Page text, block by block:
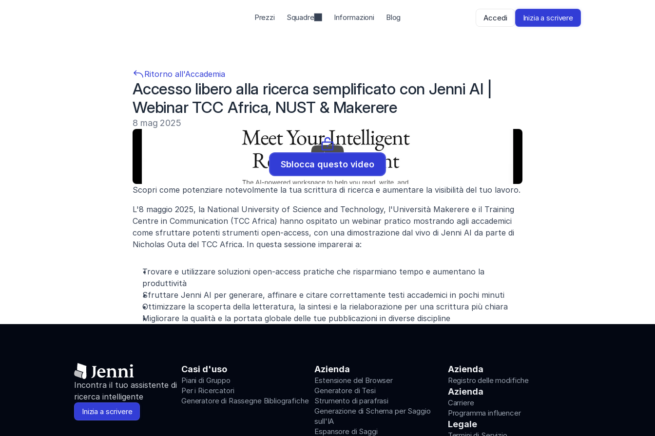
Nome
Cognome
Invia
Ritorno all'Accademia
Accesso libero alla ricerca semplificato con Jenni AI |
Webinar TCC Africa, NUST & Makerere
8 mag 2025
Sblocca questo video
Scopri come potenziare notevolmente la tua scrittura di ricerca e aumentare la visibilità del tuo lavoro.
L'8 maggio 2025, la National University of Science and Technology, l'Università Makerere e il Training
Centre in Communication (TCC Africa) hanno ospitato un webinar pratico mostrando agli accademici
come sfruttare potenti strumenti open-access, con una dimostrazione dal vivo di Jenni AI da parte di
Nicholas Outa del TCC Africa. In questa sessione imparerai a:
Trovare e utilizzare soluzioni open-access pratiche che risparmiano tempo e aumentano la
produttività
Sfruttare Jenni AI per generare, affinare e citare correttamente testi accademici in pochi minuti
Ottimizzare la scoperta della letteratura, la sintesi e la rielaborazione per una scrittura più chiara
Migliorare la qualità e la portata globale delle tue pubblicazioni in diverse discipline
Prezzi Squadre Informazioni Blog Accedi Inizia a scrivere
Incontra il tuo assistente di
ricerca intelligente
Inizia a scrivere
Casi d'uso
Piani di Gruppo
Per i Ricercatori
Generatore di Rassegne Bibliografiche
Azienda
Estensione del Browser
Generatore di Tesi
Strumento di parafrasi
Generazione di Schema per Saggio
sull'IA
Espansore di Saggi
Azienda
Registro delle modifiche
Azienda
Carriere
Programma influencer
Legale